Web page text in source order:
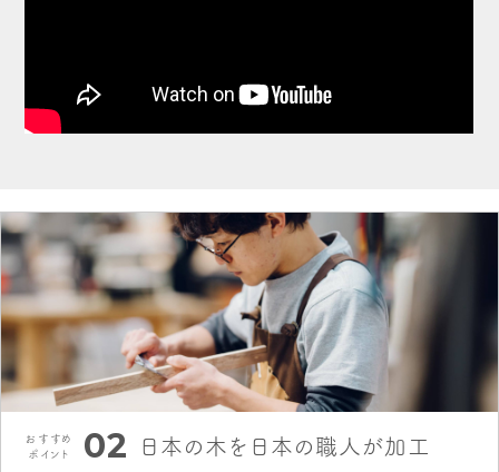
おすすめ
ポイント
02 日本の木を日本の職人が加工